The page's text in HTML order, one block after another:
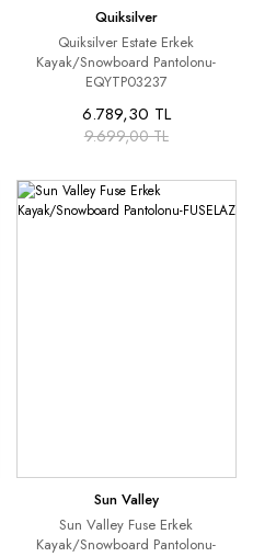
Quiksilver
Quiksilver Estate Erkek
Kayak/Snowboard Pantolonu-
EQYTP03237
6.789,30 TL
9.699,00 TL
Sun Valley
Sun Valley Fuse Erkek
Kayak/Snowboard Pantolonu-